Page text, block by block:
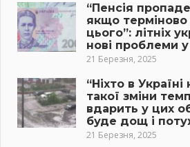
“Пенсія
якщо
цього”: літніх
нові проблеми у
21 Березня, 2025
“Ніхто в
такої зміни
вдарить у цих
буде дощ і
21 Березня, 2025